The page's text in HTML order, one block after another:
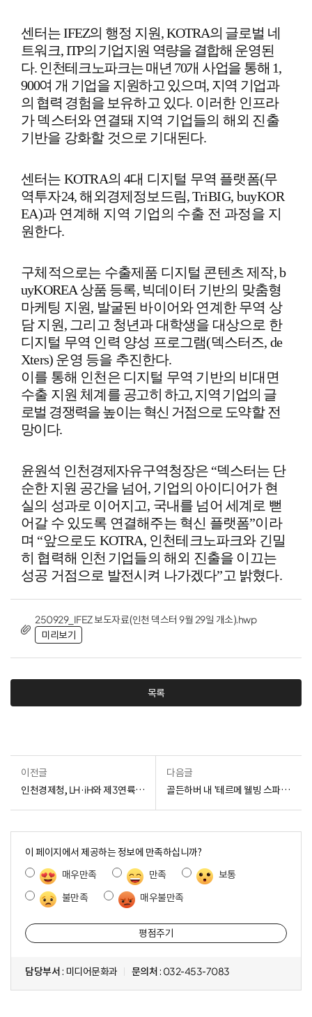
센터는IFEZ의 행정 지원, KOTRA의 글로벌 네
트워크,ITP의 기 업지원 역량을 결합해 운영된
다. 인천테크노파크는 매년 70개 사업을 통해 1,
900여 개 기업을 지 원하고 있으며, 지역 기업과
의 협력 경험을 보유하고 있다. 이러한 인프라
가 덱스터와 연결돼 지역 기업들의 해외 진출
기반을 강화할 것으로 기대된다.
센터는 KOTRA의4대 디지털 무역 플랫폼(무
역투자24,해외경제정보드림,TriBIG, buyKOR
EA)과 연계해 지역 기업의 수출 전 과정을 지
원한다.
구체적으로는 수출제품 디지털 콘텐츠 제작, b
uyKOREA 상품 등록, 빅데이터 기반의 맞춤형
마케팅 지원, 발굴된 바이어와 연계한 무역 상
담 지원, 그리고 청년과 대학생을 대상으로 한
디지털 무역 인력 양성 프로그램(덱스터즈, de
Xters) 운영 등을 추진한다.
이를 통해 인천은 디지털 무역 기반의 비대면
수출 지원 체계를 공고히 하고,지역 기업의 글
로벌 경쟁력을 높이는 혁신 거점으로 도약할전
망이다.
윤원석 인천경제자유구역청장은 “덱스터는 단
순한 지원 공간을 넘어, 기업의 아이디어가 현
실의 성과로 이어지고, 국내를 넘어 세계로 뻗
어갈 수 있도록 연결해주는 혁신 플랫폼”이라
며 “앞으로도 KOTRA, 인천테크노파크와 긴밀
히 협력해 인천 기 업들의 해외 진출을 이끄는
성공 거점으로 발전시켜 나가겠다”고 밝혔다.
250929_IFEZ 보도자료(인천 덱스터 9월 29일 개소).hwp
미리보기
목록
이전글
인천경제청, LH·iH와 제3연륙교 공원 조성안 협약 체결
다음글
골든하버 내 '테르메 웰빙 스파&리조트' 조성 시동
이 페이지에서 제공하는 정보에 만족하십니까?
매우만족
만족
보통
불만족
매우불만족
담당부서 : 미디어문화과 문의처 : 032-453-7083